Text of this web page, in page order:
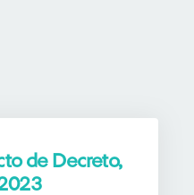
de Decreto,